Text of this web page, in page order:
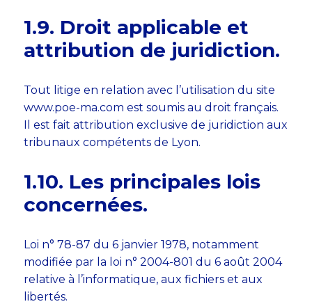
​​​​​​​1.9. Droit applicable et
attribution de juridiction.
Tout litige en relation avec l’utilisation du site
www.poe-ma.com est soumis au droit français.
Il est fait attribution exclusive de juridiction aux
tribunaux compétents de Lyon.
​​​​​​​1.10. Les principales lois
concernées.
Loi n° 78-87 du 6 janvier 1978, notamment
modifiée par la loi n° 2004-801 du 6 août 2004
relative à l’informatique, aux fichiers et aux
libertés.